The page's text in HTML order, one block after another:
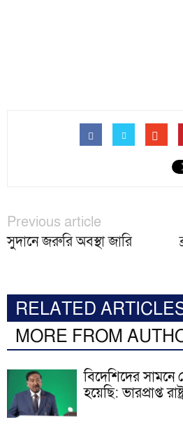
Previous article
সুদানে জরুরি অবস্থা জারি
RELATED
MORE FROM
বিদেশিদের সামনে
হয়েছি: ভারপ্রাপ্ত